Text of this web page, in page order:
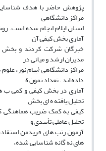
پژوهش حاضر با هدف
مراکز دانشگاهی
استان ایلام انجام شده است.
آماری بخش کیفی آن
خبرگان شرکت کردند و بخش
مدیران ارشد و میانی در
مراکز دانشگاهی (پیام نور،
داده اند . تعداد نمون ة
تحلیل یافته ه ای بخش
کیفی به کمک ضریب هماهنگی
تحلیل عاملی تأییدی و
آزمون رتب های فریدمن
های نه گانه شناسایی شده،